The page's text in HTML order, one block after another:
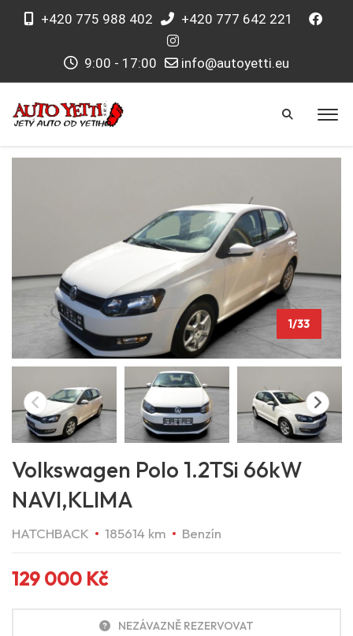
+420 775 988 402 +420 777 642 221
9:00 - 17:00 info@autoyetti.eu
1/33
Volkswagen Polo 1.2TSi 66kW
NAVI,KLIMA
HATCHBACK 185614 km Benzín
129 000 Kč
NEZÁVAZNĚ REZERVOVAT